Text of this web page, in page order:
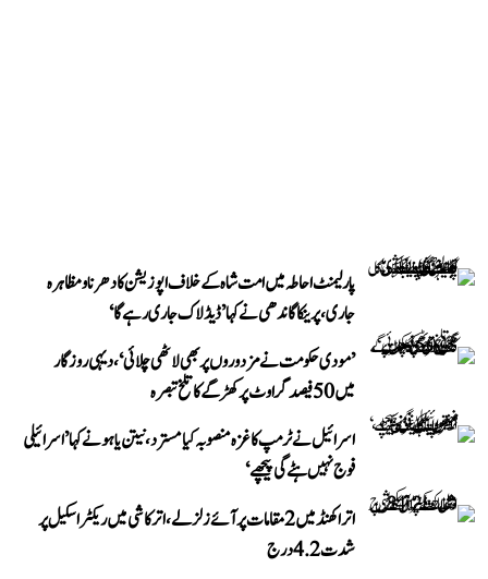
پارلیمنٹ احاطہ میں امت شاہ کے خلاف اپوزیشن کا دھرنا و مظاہرہ
جاری، پرینکا گاندھی نے کہا ’ڈیڈلاک جاری رہے گا‘
’مودی حکومت نے مزدوروں پر بھی لاٹھی چلائی‘، دیہی روزگار
میں 50 فیصد گراوٹ پر کھڑگے کا تلخ تبصرہ
اسرائیل نے ٹرمپ کا غزہ منصوبہ کیا مسترد، نیتن یاہو نے کہا ’اسرائیلی
فوج نہیں ہٹے گی پیچھے‘
اتراکھنڈ میں 2 مقامات پر آئے زلزلے، اترکاشی میں ریکٹر اسکیل پر
شدت 4.2 درج